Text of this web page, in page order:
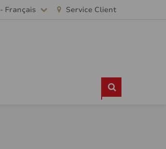
Français Service Client